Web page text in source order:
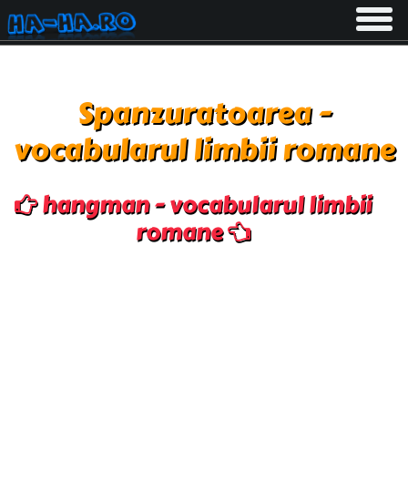
Toggle
Spanzuratoarea -
vocabularul limbii romane
hangman - vocabularul limbii
romane